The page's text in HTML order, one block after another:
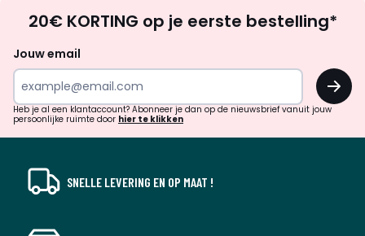
zoek
inspiratie
verrassingen?
20€ KORTING op je eerste bestelling*
Jouw email
OK
Heb je al een klantaccount? Abonneer je dan op de nieuwsbrief vanuit jouw
persoonlijke ruimte door hier te klikken
SNELLE LEVERING EN OP MAAT !